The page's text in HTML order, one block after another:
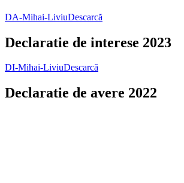
DA-Mihai-LiviuDescarcă
Declaratie de interese 2023
DI-Mihai-LiviuDescarcă
Declaratie de avere 2022